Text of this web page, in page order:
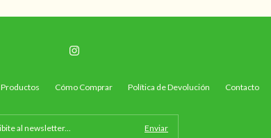
Productos Cómo Comprar Política de Devolución Contacto